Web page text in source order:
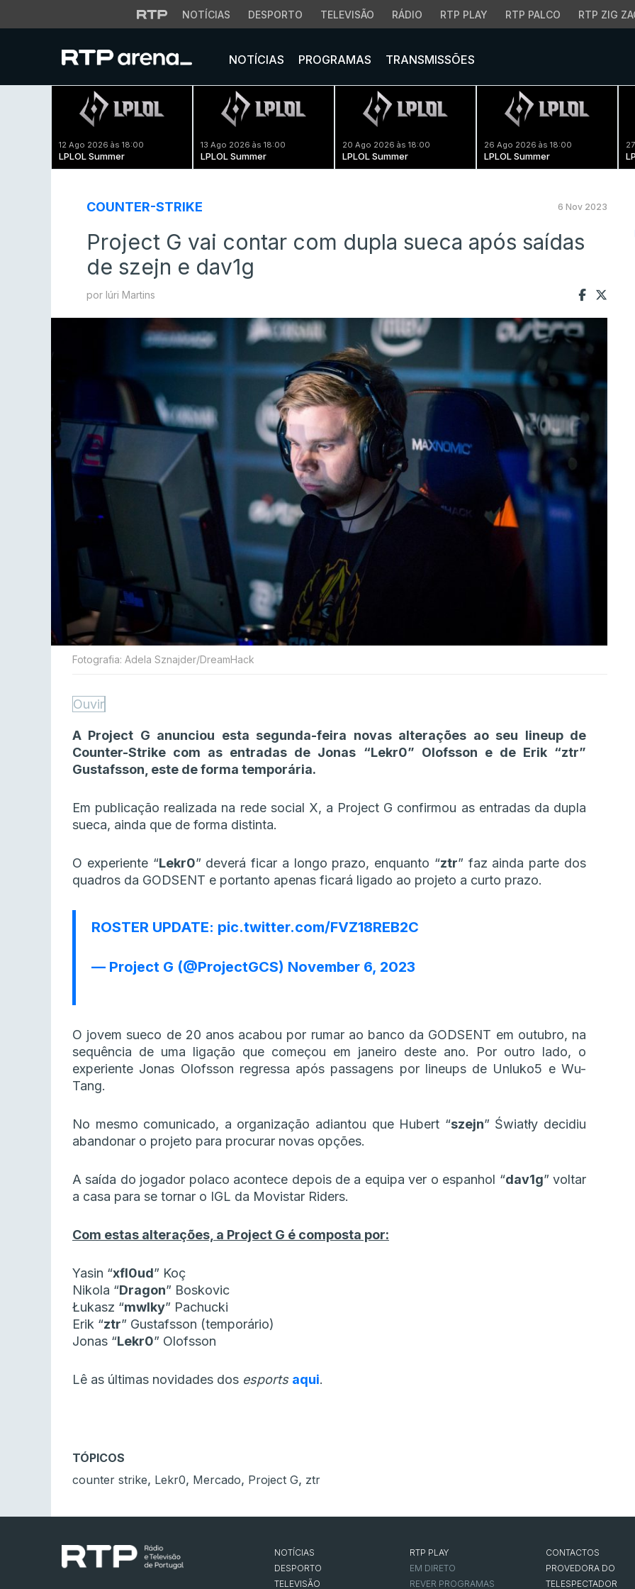
NOTÍCIAS DESPORTO TELEVISÃO RÁDIO RTP PLAY RTP PALCO RTP ZIG
NOTÍCIAS PROGRAMAS TRANSMISSÕES
12 Ago 2026 às 18:00
LPLOL Summer
13 Ago 2026 às 18:00
LPLOL Summer
20 Ago 2026 às 18:00
LPLOL Summer
26 Ago 2026 às 18:00
LPLOL Summer
COUNTER-STRIKE 6 Nov 2023
Project G vai contar com dupla sueca após saídas
de szejn⁠ e dav1g
por Iúri Martins
Fotografia: Adela Sznajder/DreamHack
Ouvir
A Project G anunciou esta segunda-feira novas alterações ao seu lineup de
Counter-Strike com as entradas de Jonas “⁠Lekr0⁠” Olofsson e de Erik “⁠ztr⁠”
Gustafsson, este de forma temporária.
Em publicação realizada na rede social X, a Project G confirmou as entradas da dupla
sueca, ainda que de forma distinta.
O experiente “Lekr0” deverá ficar a longo prazo, enquanto “ztr” faz ainda parte dos
quadros da GODSENT e portanto apenas ficará ligado ao projeto a curto prazo.
ROSTER UPDATE: pic.twitter.com/FVZ18REB2C
— Project G (@ProjectGCS) November 6, 2023
O jovem sueco de 20 anos acabou por rumar ao banco da GODSENT em outubro, na
sequência de uma ligação que começou em janeiro deste ano. Por outro lado, o
experiente Jonas Olofsson regressa após passagens por lineups de Unluko5 e Wu-
Tang.
No mesmo comunicado, a organização adiantou que Hubert “⁠szejn⁠” Światły decidiu
abandonar o projeto para procurar novas opções.
A saída do jogador polaco acontece depois de a equipa ver o espanhol “dav1g” voltar
a casa para se tornar o IGL da Movistar Riders.
Com estas alterações, a Project G é composta por:
Yasin “⁠xfl0ud⁠” Koç
Nikola “⁠Dragon⁠” Boskovic
Łukasz “⁠mwlky⁠” Pachucki
Erik “⁠ztr⁠” Gustafsson (temporário)
Jonas “⁠Lekr0⁠” Olofsson
Lê as últimas novidades dos esports aqui.
TÓPICOS
counter strike, Lekr0, Mercado, Project G, ztr
NOTÍCIAS
DESPORTO
TELEVISÃO
RTP PLAY
EM DIRETO
REVER PROGRAMAS
CONTACTOS
PROVEDORA DO
TELESPECTADOR